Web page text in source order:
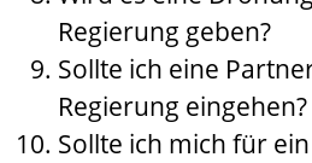
Regierung geben?
Sollte ich eine
Regierung eingehen?
Sollte ich mich für